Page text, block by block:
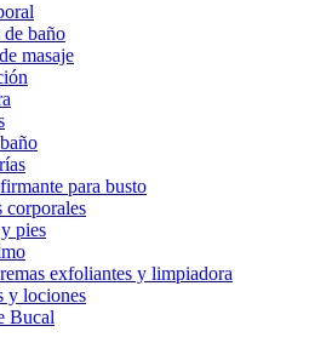
baño
masaje
para busto
corporales
pies
exfoliantes y limpiadora
y lociones
Bucal